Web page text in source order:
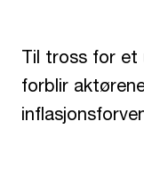
Til tross for et
forblir